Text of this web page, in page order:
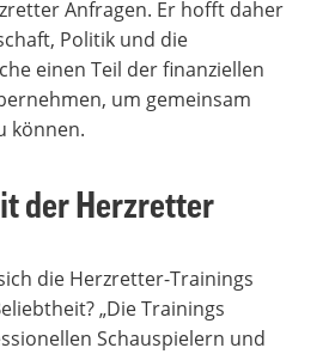
Anfragen. Er hofft daher
Politik und die
einen Teil der finanziellen
um gemeinsam
können.
der Herzretter
die Herzretter-Trainings
„Die Trainings
Schauspielern und